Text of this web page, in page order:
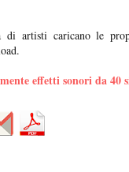
artisti caricano le
effetti sonori da 40